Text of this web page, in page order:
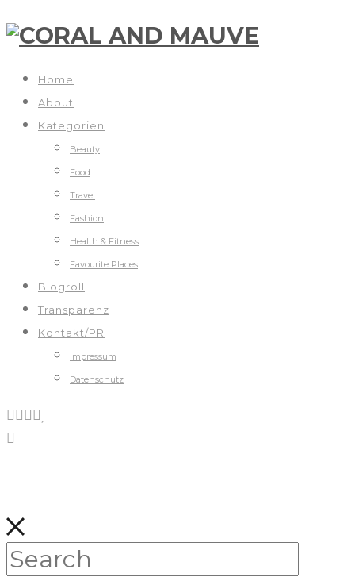
Home
About
Kategorien
Beauty
Food
Travel
Fashion
Health & Fitness
Favourite Places
Blogroll
Transparenz
Kontakt/PR
Impressum
Datenschutz